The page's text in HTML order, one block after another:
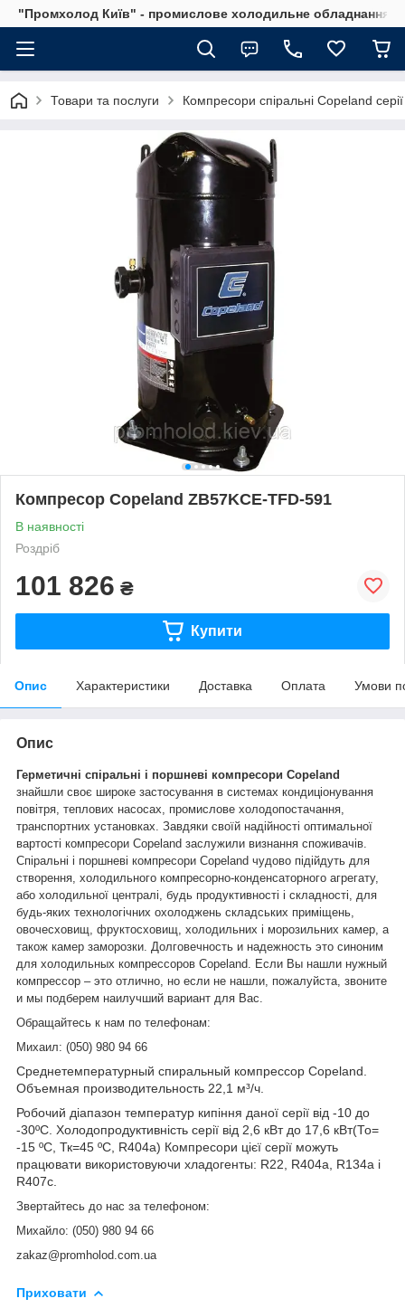
"Промхолод Київ" - промислове холодильне обладнання.
Товари та послуги Компресори спіральні Copeland
Компресор Copeland ZB57KCE-TFD-591
В наявності
Роздріб
101 826 ₴
Купити
Опис Характеристики Доставка Оплата Умови
Опис
Герметичні спіральні і поршневі компресори Copeland
знайшли своє широке застосування в системах кондиціонування
повітря, теплових насосах, промислове холодопостачання,
транспортних установках. Завдяки своїй надійності оптимальної
вартості компресори Copeland заслужили визнання споживачів.
Спіральні і поршневі компресори Copeland чудово підійдуть для
створення, холодильного компресорно-конденсаторного агрегату,
або холодильної централі, будь продуктивності і складності, для
будь-яких технологічних охолоджень складських приміщень,
овочесховищ, фруктосховищ, холодильних і морозильних камер, а
також камер заморозки. Долговечность и надежность это синоним
для холодильных компрессоров Copeland. Если Вы нашли нужный
компрессор – это отлично, но если не нашли, пожалуйста, звоните
и мы подберем наилучший вариант для Вас.
Обращайтесь к нам по телефонам:
Михаил: (050) 980 94 66
Среднетемпературный спиральный компрессор Copeland.
Объемная производительность 22,1 м³/ч.
Робочий діапазон температур кипіння даної серії від -10 до
-30ºС. Холодопродуктивність серії від 2,6 кВт до 17,6 кВт(То=
-15 ºС, Тк=45 ºС, R404a) Компресори цієї серії можуть
працювати використовуючи хладогенты: R22, R404a, R134a і
R407c.
Звертайтесь до нас за телефоном:
Михайло: (050) 980 94 66
zakaz@promholod.com.ua
Приховати